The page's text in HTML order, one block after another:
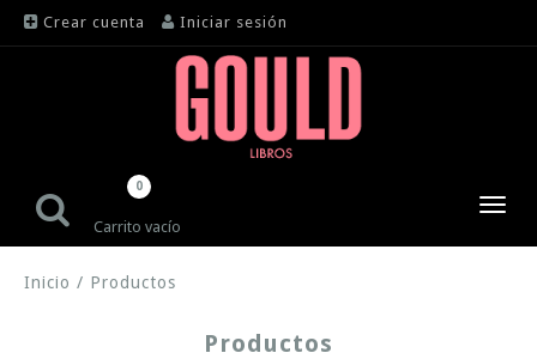
Crear cuenta Iniciar sesión
Carrito vacío
0
Inicio / Productos
Productos